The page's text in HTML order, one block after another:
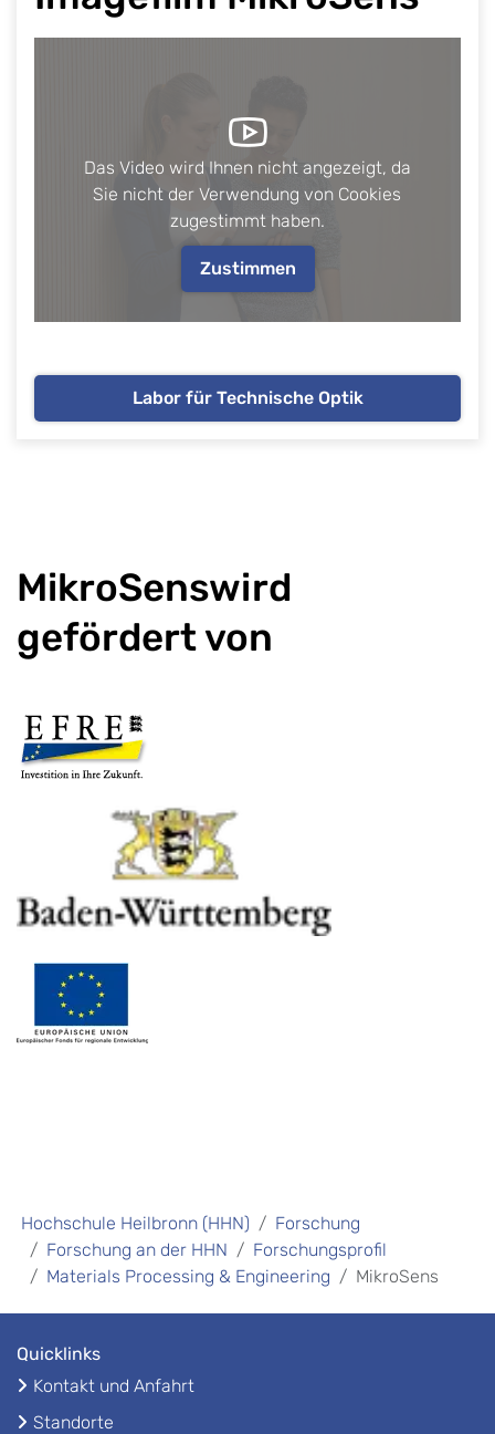
Das Video wird Ihnen nicht angezeigt, da
Sie nicht der Verwendung von Cookies
zugestimmt haben.
Zustimmen
Labor für Technische Optik
MikroSenswird
gefördert von
Hochschule Heilbronn (HHN)
Forschung
Forschung an der HHN
Forschungsprofil
Materials Processing & Engineering
MikroSens
Quicklinks
Kontakt und Anfahrt
Standorte